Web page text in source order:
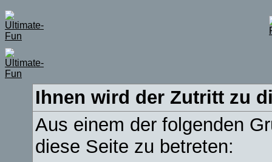
Ihnen wird der Zutritt zu
Aus einem der folgenden
diese Seite zu betreten: